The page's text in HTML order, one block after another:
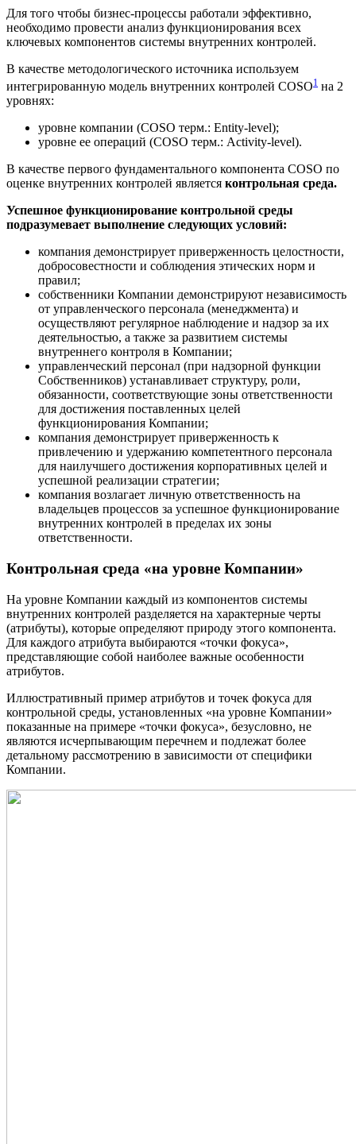
Для того чтобы бизнес-процессы работали эффективно,
необходимо провести анализ функционирования всех
ключевых компонентов системы внутренних контролей.
В качестве методологического источника используем
интегрированную модель внутренних контролей COSO1 на 2
уровнях:
уровне компании (COSO терм.: Entity-level);
уровне ее операций (COSO терм.: Activity-level).
В качестве первого фундаментального компонента COSO по
оценке внутренних контролей является контрольная среда.
Успешное функционирование контрольной среды
подразумевает выполнение следующих условий:
компания демонстрирует приверженность целостности,
добросовестности и соблюдения этических норм и
правил;
собственники Компании демонстрируют независимость
от управленческого персонала (менеджмента) и
осуществляют регулярное наблюдение и надзор за их
деятельностью, а также за развитием системы
внутреннего контроля в Компании;
управленческий персонал (при надзорной функции
Собственников) устанавливает структуру, роли,
обязанности, соответствующие зоны ответственности
для достижения поставленных целей
функционирования Компании;
компания демонстрирует приверженность к
привлечению и удержанию компетентного персонала
для наилучшего достижения корпоративных целей и
успешной реализации стратегии;
компания возлагает личную ответственность на
владельцев процессов за успешное функционирование
внутренних контролей в пределах их зоны
ответственности.
Контрольная среда «на уровне Компании»
На уровне Компании каждый из компонентов системы
внутренних контролей разделяется на характерные черты
(атрибуты), которые определяют природу этого компонента.
Для каждого атрибута выбираются «точки фокуса»,
представляющие собой наиболее важные особенности
атрибутов.
Иллюстративный пример атрибутов и точек фокуса для
контрольной среды, установленных «на уровне Компании»
показанные на примере «точки фокуса», безусловно, не
являются исчерпывающим перечнем и подлежат более
детальному рассмотрению в зависимости от специфики
Компании.